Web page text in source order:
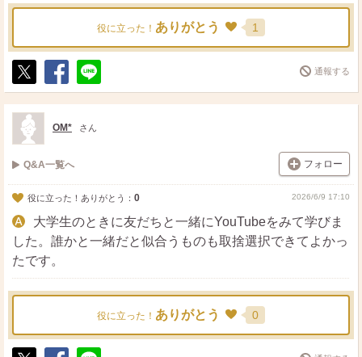
役に立った！ ありがとう 1
ポ
ス
ト
シ
ェ
送
る
通報する
OM* さん
Q&A一覧へ フォロー
役に立った！ありがとう： 0 2026/6/9 17:10
大学生のときに友だちと一緒にYouTubeをみて学びま
した。誰かと一緒だと似合うものも取捨選択できてよかっ
たです。
役に立った！ ありがとう 0